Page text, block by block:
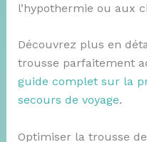
l’hypothermie ou aux
Découvrez plus en
trousse parfaitement
guide complet sur la
secours de voyage.
Optimiser la trousse